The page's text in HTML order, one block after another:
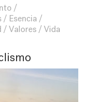
Esencia
Valores Vida